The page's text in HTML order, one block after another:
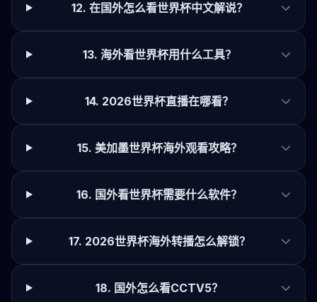
12. 在国外怎么看世界杯中文解说？
13. 海外看世界杯用什么工具？
14. 2026世界杯直播在哪看？
15. 美加墨世界杯海外观看攻略？
16. 国外看世界杯需要什么软件？
17. 2026世界杯海外转播怎么解锁？
18. 国外怎么看CCTV5？